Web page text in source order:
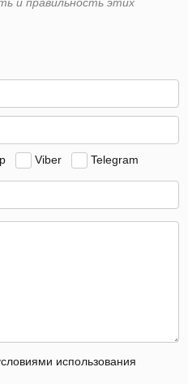
Viber Telegram
использования